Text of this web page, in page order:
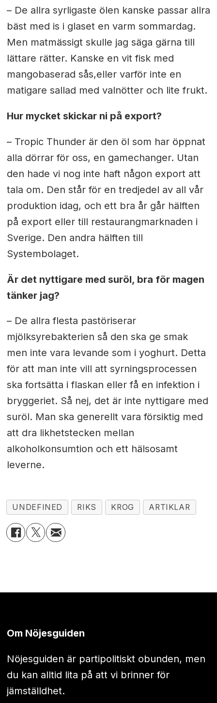
– De allra syrligaste ölen kanske passar allra
bäst med is i glaset en varm sommardag.
Men matmässigt skulle jag säga gärna till
lättare rätter. Kanske en vit fisk med
mangobaserad sås,eller varför inte en
matigare sallad med valnötter och lite frukt.
Hur mycket skickar ni på export?
– Tropic Thunder är den öl som har öppnat
alla dörrar för oss, en gamechanger. Utan
den hade vi nog inte haft någon export att
tala om. Den står för en tredjedel av all vår
produktion idag, och ett bra år går hälften
på export eller till restaurangmarknaden i
Sverige. Den andra hälften till
Systembolaget.
Är det nyttigare med suröl, bra för magen
tänker jag?
– De allra flesta pastöriserar
mjölksyrebakterien så den ska ge smak
men inte vara levande som i yoghurt. Detta
för att man inte vill att syrningsprocessen
ska fortsätta i flaskan eller få en infektion i
bryggeriet. Så nej, det är inte nyttigare med
suröl. Man ska generellt vara försiktig med
att dra likhetstecken mellan
alkoholkonsumtion och ett hälsosamt
leverne.
UNDEFINED RIKS KROG ARTIKLAR
Om Nöjesguiden
Nöjesguiden är partipolitiskt obunden, men
du kan alltid lita på att vi brinner för
jämställdhet.